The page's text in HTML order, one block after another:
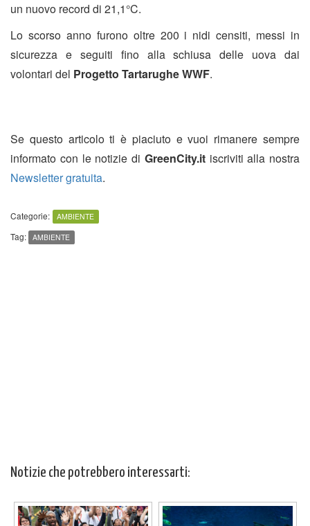
un nuovo record di 21,1°C.
Lo scorso anno furono oltre 200 i nidi censiti, messi in
sicurezza e seguiti fino alla schiusa delle uova dai
volontari del Progetto Tartarughe WWF.
Se questo articolo ti è piaciuto e vuoi rimanere sempre
informato con le notizie di GreenCity.itiscriviti alla nostra
Newsletter gratuita.
Categorie: AMBIENTE
Tag: AMBIENTE
Notizie che potrebbero interessarti: